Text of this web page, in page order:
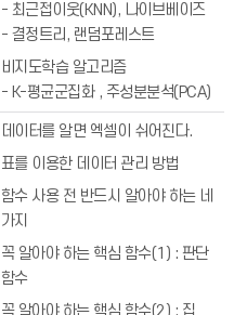
- 최근접이웃(KNN), 나이브베이즈
- 결정트리, 랜덤포레스트
비지도학습 알고리즘
- K-평균군집화 , 주성분분석(PCA)
데이터를 알면 엑셀이 쉬어진다.
표를 이용한 데이터 관리 방법
함수 사용 전 반드시 알아야 하는 네
가지
꼭 알아야 하는 핵심 함수(1) : 판단
함수
꼭 알아야 하는 핵심 함수(2) : 집